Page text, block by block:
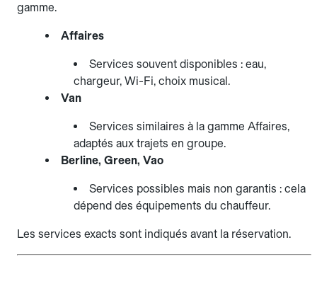
gamme.
Affaires
Services souvent disponibles : eau,
chargeur, Wi-Fi, choix musical.
Van
Services similaires à la gamme Affaires,
adaptés aux trajets en groupe.
Berline, Green, Vao
Services possibles mais non garantis : cela
dépend des équipements du chauffeur.
Les services exacts sont indiqués avant la réservation.